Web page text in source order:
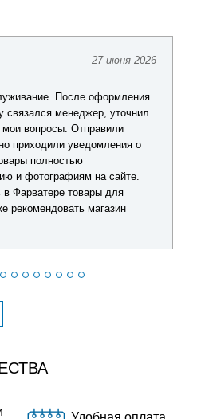
27 июня 2026
После оформления
связался менеджер, уточнил
мои вопросы. Отправили
приходили уведомления о
полностью
и фотографиям на сайте.
Фарватере товары для
рекомендовать магазин